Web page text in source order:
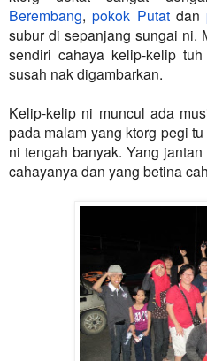
Berembang,pokok Putatdan
subur di sepanjang sungai ni.
sendiri cahaya kelip-kelip
susah nak digambarkan.
Kelip-kelip ni muncul ada
pada malam yang ktorg pegi
ni tengah banyak. Yang
cahayanya dan yang betina